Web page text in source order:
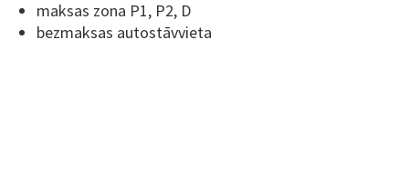
maksas zona P1, P2, D
bezmaksas autostāvvieta